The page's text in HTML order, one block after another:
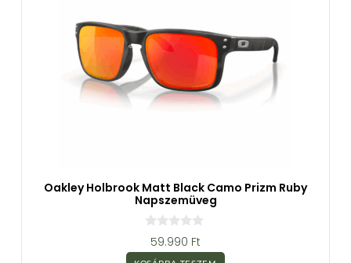
Oakley Holbrook Matt Black Camo Prizm Ruby
Napszemüveg
z
59.990 Ft